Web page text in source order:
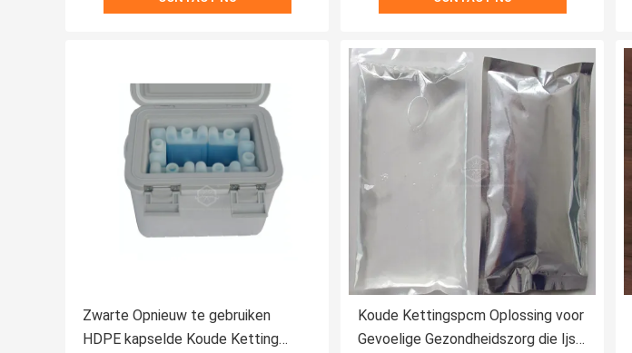
Zwarte Opnieuw te gebruiken
HDPE kapselde Koude Ketting
Koude Kettingspcm Oplossing voor
Gevoelige Gezondheidszorg die Ijs